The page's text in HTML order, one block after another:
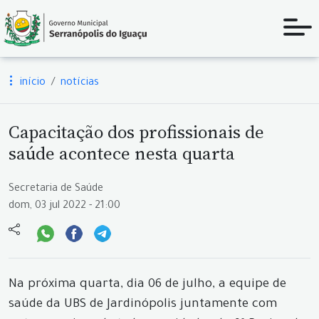
início notícias
Capacitação dos profissionais de
saúde acontece nesta quarta
Secretaria de Saúde
dom, 03 jul 2022 - 21:00
Na próxima quarta, dia 06 de julho, a equipe de
saúde da UBS de Jardinópolis juntamente com